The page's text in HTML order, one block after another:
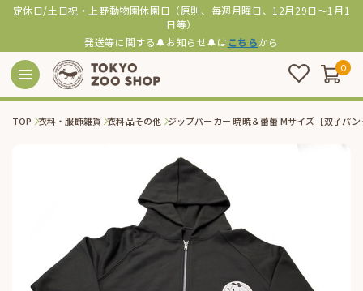
定休日/土日祝・上野動物園休園日（原則、毎週月曜日、12月29日～1月1
日等）
発送等に関する🔔お知らせ🔔は こちらから
0
TOP 衣料・服飾雑貨 衣料品その他 ジップパーカー 暁暁＆蕾蕾 Mサイズ【双子パ